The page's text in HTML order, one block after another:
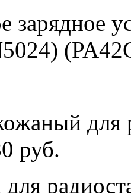
для
руб.